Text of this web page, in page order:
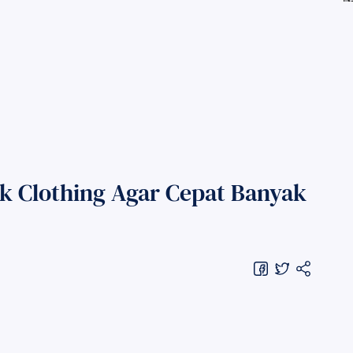
Clothing Agar Cepat Banyak